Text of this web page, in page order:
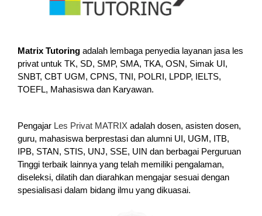
Matrix Tutoring adalah lembaga penyedia layanan jasa les
privat untuk TK, SD, SMP, SMA, TKA, OSN, Simak UI,
SNBT, CBT UGM, CPNS, TNI, POLRI, LPDP, IELTS,
TOEFL, Mahasiswa dan Karyawan.
Pengajar Les Privat MATRIX adalah dosen, asisten dosen,
guru, mahasiswa berprestasi dan alumni UI, UGM, ITB,
IPB, STAN, STIS, UNJ, SSE, UIN dan berbagai Perguruan
Tinggi terbaik lainnya yang telah memiliki pengalaman,
diseleksi, dilatih dan diarahkan mengajar sesuai dengan
spesialisasi dalam bidang ilmu yang dikuasai.